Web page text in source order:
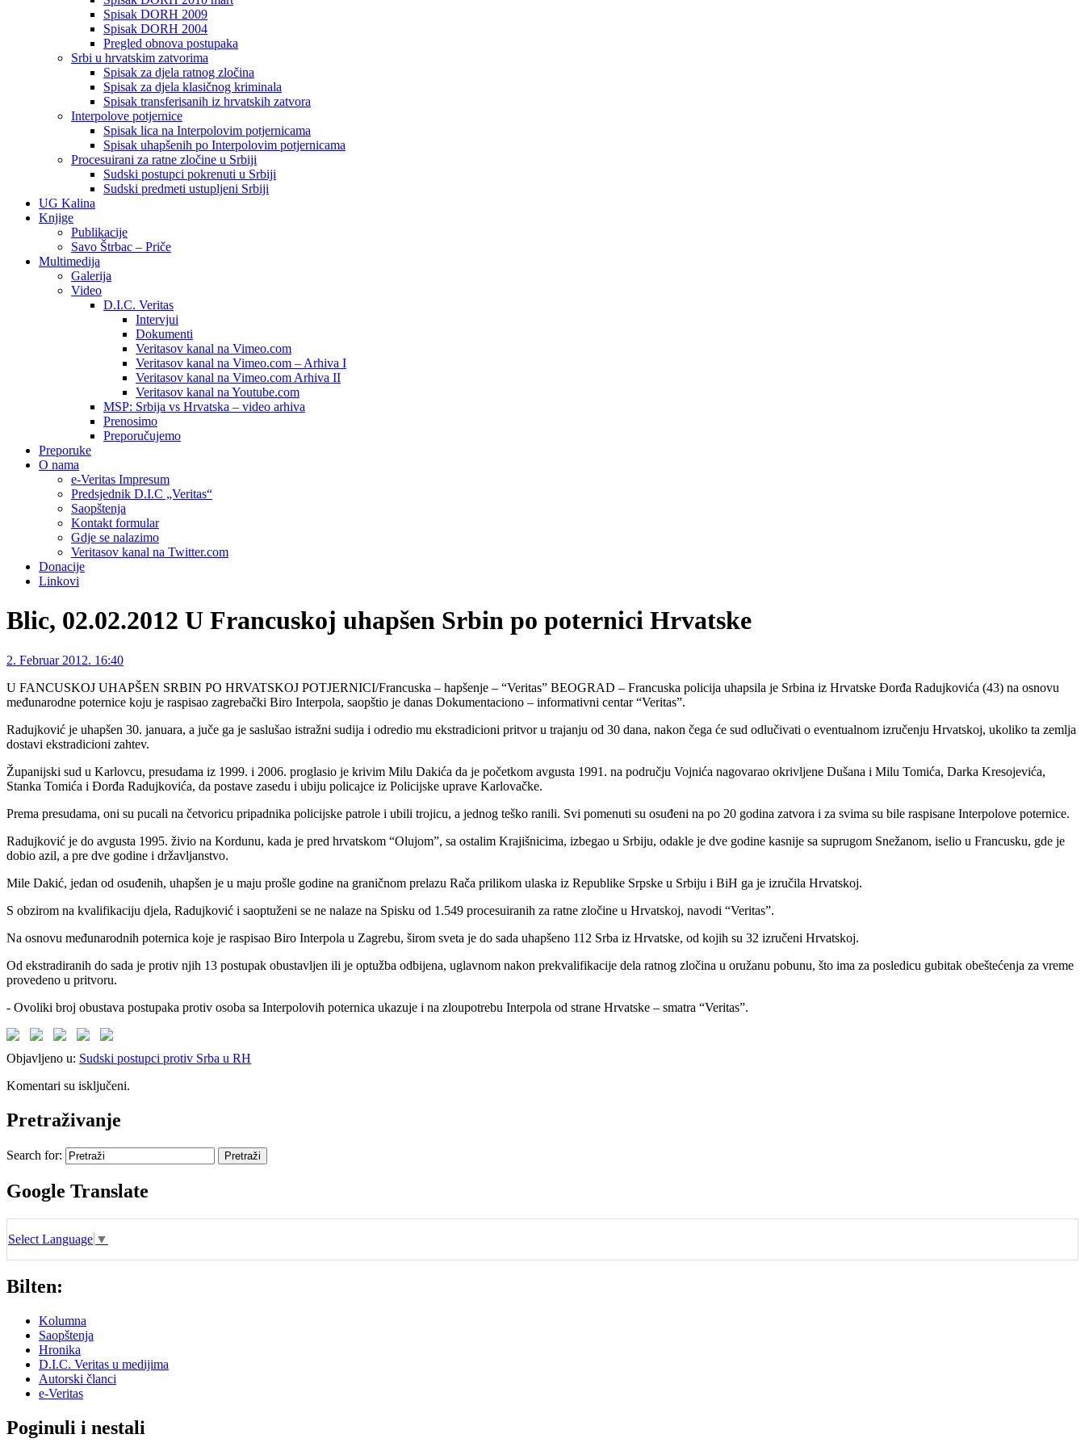
Spisak DORH 2009
Spisak DORH 2004
Pregled obnova postupaka
Srbi u hrvatskim zatvorima
Spisak za djela ratnog zločina
Spisak za djela klasičnog kriminala
Spisak transferisanih iz hrvatskih zatvora
Interpolove potjernice
Spisak lica na Interpolovim potjernicama
Spisak uhapšenih po Interpolovim potjernicama
Procesuirani za ratne zločine u Srbiji
Sudski postupci pokrenuti u Srbiji
Sudski predmeti ustupljeni Srbiji
UG Kalina
Knjige
Publikacije
Savo Štrbac – Priče
Multimedija
Galerija
Video
D.I.C. Veritas
Intervjui
Dokumenti
Veritasov kanal na Vimeo.com
Veritasov kanal na Vimeo.com – Arhiva I
Veritasov kanal na Vimeo.com Arhiva II
Veritasov kanal na Youtube.com
MSP: Srbija vs Hrvatska – video arhiva
Prenosimo
Preporučujemo
Preporuke
O nama
e-Veritas Impresum
Predsjednik D.I.C „Veritas“
Saopštenja
Kontakt formular
Gdje se nalazimo
Veritasov kanal na Twitter.com
Donacije
Linkovi
Blic, 02.02.2012 U Francuskoj uhapšen Srbin po poternici Hrvatske
2. Februar 2012. 16:40
U FANCUSKOJ UHAPŠEN SRBIN PO HRVATSKOJ POTJERNICI/Francuska – hapšenje – “Veritas” BEOGRAD – Francuska policija uhapsila je Srbina iz Hrvatske Đorđa Radujkovića (43) na osnovu
međunarodne poternice koju je raspisao zagrebački Biro Interpola, saopštio je danas Dokumentaciono – informativni centar “Veritas”.
Radujković je uhapšen 30. januara, a juče ga je saslušao istražni sudija i odredio mu ekstradicioni pritvor u trajanju od 30 dana, nakon čega će sud odlučivati o eventualnom izručenju Hrvatskoj, ukoliko ta zemlja
dostavi ekstradicioni zahtev.
Županijski sud u Karlovcu, presudama iz 1999. i 2006. proglasio je krivim Milu Dakića da je početkom avgusta 1991. na području Vojnića nagovarao okrivljene Dušana i Milu Tomića, Darka Kresojevića,
Stanka Tomića i Đorđa Radujkovića, da postave zasedu i ubiju policajce iz Policijske uprave Karlovačke.
Prema presudama, oni su pucali na četvoricu pripadnika policijske patrole i ubili trojicu, a jednog teško ranili. Svi pomenuti su osuđeni na po 20 godina zatvora i za svima su bile raspisane Interpolove poternice.
Radujković je do avgusta 1995. živio na Kordunu, kada je pred hrvatskom “Olujom”, sa ostalim Krajišnicima, izbegao u Srbiju, odakle je dve godine kasnije sa suprugom Snežanom, iselio u Francusku, gde je
dobio azil, a pre dve godine i državljanstvo.
Mile Dakić, jedan od osuđenih, uhapšen je u maju prošle godine na graničnom prelazu Rača prilikom ulaska iz Republike Srpske u Srbiju i BiH ga je izručila Hrvatskoj.
S obzirom na kvalifikaciju djela, Radujković i saoptuženi se ne nalaze na Spisku od 1.549 procesuiranih za ratne zločine u Hrvatskoj, navodi “Veritas”.
Na osnovu međunarodnih poternica koje je raspisao Biro Interpola u Zagrebu, širom sveta je do sada uhapšeno 112 Srba iz Hrvatske, od kojih su 32 izručeni Hrvatskoj.
Od ekstradiranih do sada je protiv njih 13 postupak obustavljen ili je optužba odbijena, uglavnom nakon prekvalifikacije dela ratnog zločina u oružanu pobunu, što ima za posledicu gubitak obeštećenja za vreme
provedeno u pritvoru.
- Ovoliki broj obustava postupaka protiv osoba sa Interpolovih poternica ukazuje i na zloupotrebu Interpola od strane Hrvatske – smatra “Veritas”.
Objavljeno u: Sudski postupci protiv Srba u RH
Komentari su isključeni.
Pretraživanje
Search for:
Google Translate
Select Language ▼
Bilten:
Kolumna
Saopštenja
Hronika
D.I.C. Veritas u medijima
Autorski članci
e-Veritas
Poginuli i nestali